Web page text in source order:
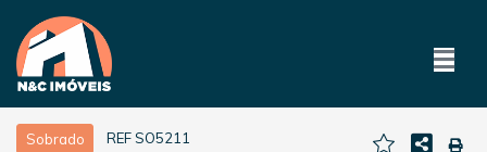
Sobrado REF SO5211